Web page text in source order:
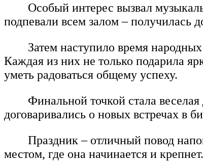
Особый интерес вызвал
подпевали всем залом – получилась
Затем наступило время
Каждая из них не только подарила
уметь радоваться общему успеху.
Финальной точкой стала
договаривались о новых встречах в
Праздник – отличный повод
местом, где она начинается и крепнет.